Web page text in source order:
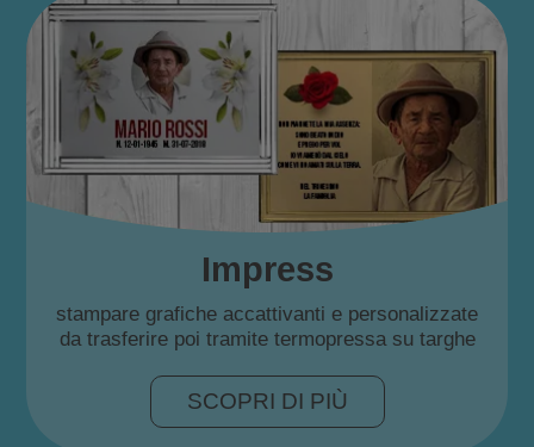
Impress
stampare grafiche accattivanti e personalizzate
da trasferire poi tramite termopressa su targhe
SCOPRI DI PIÙ